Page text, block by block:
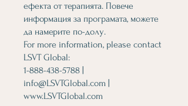
ефекта от терапията. Повече
информация за програмата, можете
да намерите по-долу.
For more information, please contact
LSVT Global:
1-888-438-5788 |
info@LSVTGlobal.com |
www.LSVTGlobal.com